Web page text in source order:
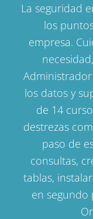
La seguridad
los
empresa.
los datos y
de 14
destrezas
paso de
consultas,
tablas,
en segundo